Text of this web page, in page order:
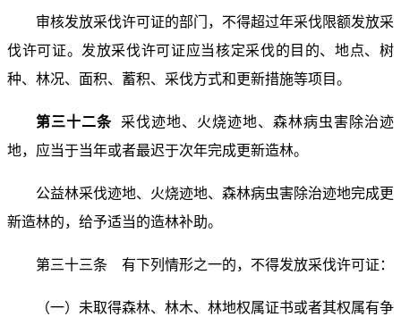
审核发放采伐许可证的部门，不得超过年采伐限额发放采
伐许可证。发放采伐许可证应当核定采伐的目的、地点、树
种、林况、面积、蓄积、采伐方式和更新措施等项目。
第三十二条 采伐迹地、火烧迹地、森林病虫害除治迹
地，应当于当年或者最迟于次年完成更新造林。
公益林采伐迹地、火烧迹地、森林病虫害除治迹地完成更
新造林的，给予适当的造林补助。
第三十三条 有下列情形之一的，不得发放采伐许可证：
（一）未取得森林、林木、林地权属证书或者其权属有争